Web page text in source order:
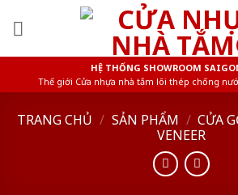
HỆ THỐNG SHOWROOM
Thế giới Cửa nhựa nhà tắm lõi thép chống
TRANG CHỦ / SẢN PHẨM / CỬA
VENEER